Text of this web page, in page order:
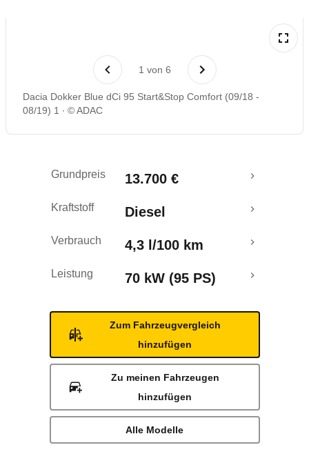
Rückrufe & Mängel
1 von 6
Dacia Dokker Blue dCi 95 Start&Stop Comfort (09/18 -
08/19) 1
© ADAC
Grundpreis 13.700 €
Kraftstoff Diesel
Verbrauch 4,3 l/100 km
Leistung 70 kW (95 PS)
Zum Fahrzeugvergleich
hinzufügen
Zu meinen Fahrzeugen
hinzufügen
Alle Modelle